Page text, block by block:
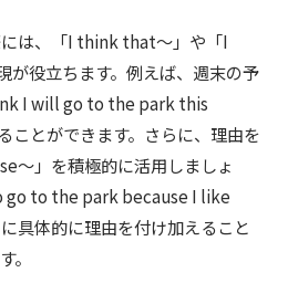
は、「I think that～」や「I
役立ちます。例えば、週末の予
I will go to the park this
ことができます。さらに、理由を
～」を積極的に活用しましょ
go to the park because I like
具体的に理由を付け加えること
。